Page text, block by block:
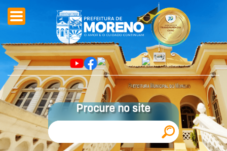
Procure no site